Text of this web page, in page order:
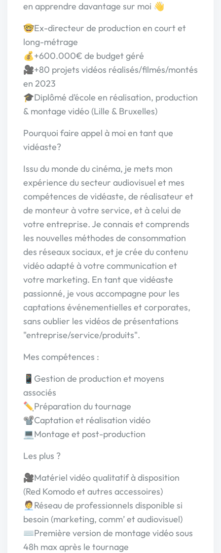
en apprendre davantage sur moi 👋
🤓Ex-directeur de production en court et
long-métrage
💰+600.000€ de budget géré
🎥+80 projets vidéos réalisés/filmés/montés
en 2023
🎓Diplômé d’école en réalisation, production
& montage vidéo (Lille & Bruxelles)
Pourquoi faire appel à moi en tant que
vidéaste?
Issu du monde du cinéma, je mets mon
expérience du secteur audiovisuel et mes
compétences de vidéaste, de réalisateur et
de monteur à votre service, et à celui de
votre entreprise. Je connais et comprends
les nouvelles méthodes de consommation
des réseaux sociaux, et je crée du contenu
vidéo adapté à votre communication et
votre marketing. En tant que vidéaste
passionné, je vous accompagne pour les
captations événementielles et corporates,
sans oublier les vidéos de présentations
"entreprise/service/produits".
Mes compétences :
📱Gestion de production et moyens
associés
✏️Préparation du tournage
📽️Captation et réalisation vidéo
💻Montage et post-production
Les plus ?
🎥Matériel vidéo qualitatif à disposition
(Red Komodo et autres accessoires)
🧑‍💼Réseau de professionnels disponible si
besoin (marketing, comm’ et audiovisuel)
⌨️Première version de montage vidéo sous
48h max après le tournage